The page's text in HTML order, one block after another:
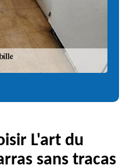
L'art du
sans tracas